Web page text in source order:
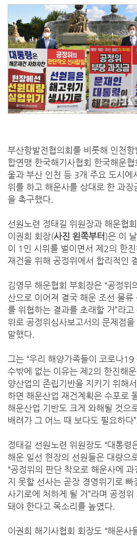
부산항발전협의회를 비롯해 인천
합연맹 한국해기사협회 한국해운
울과 부산 인천 등 3개 주요 도시에
위를 하고 해운사를 상대로 한 과
을 촉구했다.
선원노련 정태길 위원장과 해운협
이권희 회장(사진 왼쪽부터 )은 이
이 1인 시위를 벌이면서 제2의 한
재건을 위해 공정위에서 합리적인
김영무 해운협회 부회장은 “공정위
산으로 이어져 결국 해운 조선 물
를 위협하는 결과를 초래할 거”라
위로 공정위심사보고서의 문제점
말했다.
그는 “우리 해양가족들이 코로나
수밖에 없는 이유는 제2의 한진해
양산업의 존립기반을 지키기 위해
하면 해운산업 재건계획은 수포로
해운산업 기반도 크게 와해될 것으
배려가 그 어느 때 보다도 필요하다
정태길 선원노련 위원장도 “대통
해운 일선 현장의 선원들은 대량으
“공정위의 판단 착오로 해운사에
지 못할 선사는 곧장 경영위기로
사기로에 처하게 될 거”라며 공정
돼야 한다고 목소리를 높였다.
이권희 해기사협회 회장도 “해운